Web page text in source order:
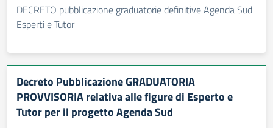
DECRETO pubblicazione graduatorie definitive Agenda Sud
Esperti e Tutor
Decreto Pubblicazione GRADUATORIA
PROVVISORIA relativa alle figure di Esperto e
Tutor per il progetto Agenda Sud